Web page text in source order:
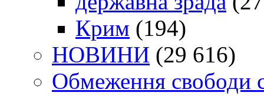
Крим (194)
НОВИНИ (29 616)
Обмеження свободи